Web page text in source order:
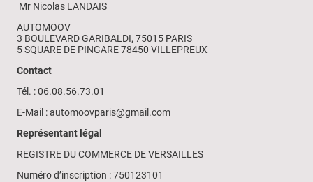
Mr Nicolas LANDAIS
AUTOMOOV
3 BOULEVARD GARIBALDI, 75015 PARIS
5 SQUARE DE PINGARE 78450 VILLEPREUX
Contact
Tél. : 06.08.56.73.01
E-Mail : automoovparis@gmail.com
Représentant légal
REGISTRE DU COMMERCE DE VERSAILLES
Numéro d’inscription : 750123101